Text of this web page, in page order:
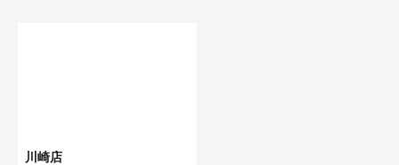
川崎店